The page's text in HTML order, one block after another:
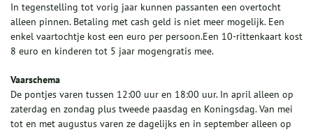
In tegenstelling tot vorig jaar kunnen passanten een overtocht
alleen pinnen. Betaling met cash geld is niet meer mogelijk. Een
enkel vaartochtje kost een euro per persoon.Een 10-rittenkaart kost
8 euro en kinderen tot 5 jaar mogengratis mee.
Vaarschema
De pontjes varen tussen 12:00 uur en 18:00 uur. In april alleen op
zaterdag en zondag plus tweede paasdag en Koningsdag. Van mei
tot en met augustus varen ze dagelijks en in september alleen op